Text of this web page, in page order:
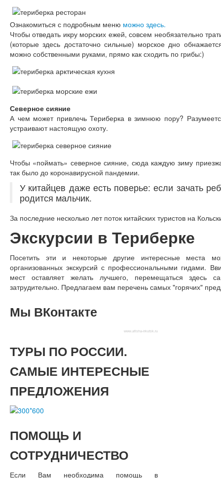
Ознакомиться с подробным меню можно здесь.
Чтобы отведать икру морских ежей, совсем необязательно
(которые здесь достаточно сильные) морское дно
можно собственными руками, прямо как сходить по грибы:)
Северное сияние
А чем может привлечь Териберка в зимнюю пору?
устраивают настоящую охоту.
Чтобы «поймать» северное сияние, сюда каждую зиму
так было до коронавирусной пандемии.
У китайцев даже есть поверье: если зачать
родится мальчик.
За последние несколько лет поток китайских туристов на
Экскурсии в Териберке
Посетить эти и некоторые другие интересные места
организованных экскурсий с профессиональными гидами.
мест оставляет желать лучшего, перемещаться здесь
затрудительно. Предлагаем вам перечень самых "горячих"
Мы ВКонтакте
www.afisha-irkutsk.ru
ТУРЫ ПО РОССИИ.
САМЫЕ ИНТЕРЕСНЫЕ
ПРЕДЛОЖЕНИЯ
ПОМОЩЬ И
СОТРУДНИЧЕСТВО
Если Вам необходима помощь в